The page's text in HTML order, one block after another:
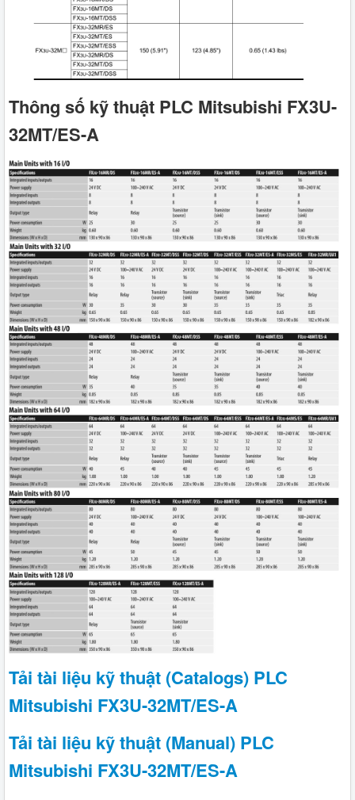
Thông số kỹ thuật PLC Mitsubishi FX3U-
32MT/ES-A
Tải tài liệu kỹ thuật (Catalogs) PLC
Mitsubishi FX3U-32MT/ES-A
Tải tài liệu kỹ thuật (Manual) PLC
Mitsubishi FX3U-32MT/ES-A